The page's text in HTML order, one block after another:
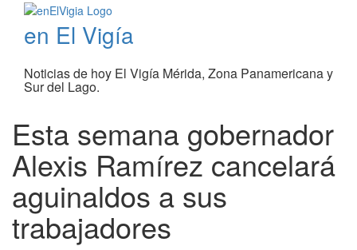
en El Vigía
Noticias de hoy El Vigía Mérida, Zona Panamericana y
Sur del Lago.
Esta semana gobernador
Alexis Ramírez cancelará
aguinaldos a sus
trabajadores